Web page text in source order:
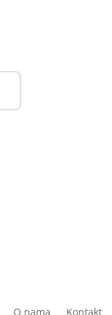
O nama Kontakt